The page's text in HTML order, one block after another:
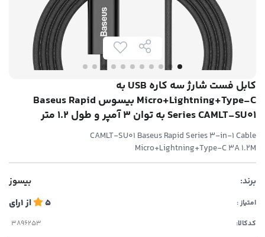
کابل فست شارژ سه کاره USB به
Micro+Lightning+Type-C بیسوس Baseus Rapid
Series CAMLT-SU01 به توان 3 آمپر و طول 1.2 متر
CAMLT-SU01 Baseus Rapid Series 3-in-1 Cable
Micro+Lightning+Type-C 3A 1.2M
برند: بیسوز
امتیاز : 5 از1رای
کدکالا: